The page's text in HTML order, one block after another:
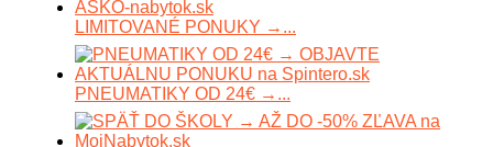
LIMITOVANÉ PONUKY →...
PNEUMATIKY OD 24€ →...